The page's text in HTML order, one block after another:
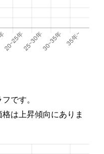
です。
は上昇傾向にありま